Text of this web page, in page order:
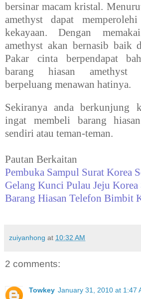
bersinar macam kristal.
amethyst dapat
kekayaan. Dengan
amethyst akan bernasib baik
Pakar cinta berpendapat
barang hiasan amethyst
berpeluang menawan hatinya.
Sekiranya anda berkunjung
ingat membeli barang
sendiri atau teman-teman.
Pautan Berkaitan
Pembuka Sampul Surat Korea
Gelang Kunci Pulau Jeju Korea
Barang Hiasan Telefon Bimbit
zuiyanhong at 10:32 AM
2 comments:
Towkey January 31, 2010 at 1:47